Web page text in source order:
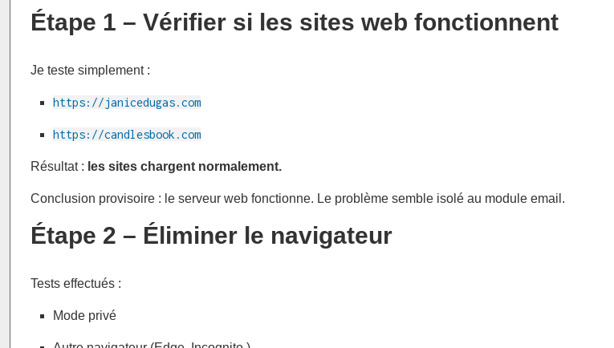
Étape 1 – Vérifier si les sites web fonctionnent
Je teste simplement :
https://janicedugas.com
https://candlesbook.com
Résultat : les sites chargent normalement.
Conclusion provisoire : le serveur web fonctionne. Le problème semble isolé au module email.
Étape 2 – Éliminer le navigateur
Tests effectués :
Mode privé